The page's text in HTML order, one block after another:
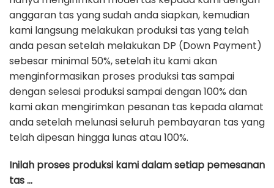
anggaran tas yang sudah anda siapkan, kemudian
kami langsung melakukan produksi tas yang telah
anda pesan setelah melakukan DP (Down Payment)
sebesar minimal 50%, setelah itu kami akan
menginformasikan proses produksi tas sampai
dengan selesai produksi sampai dengan 100% dan
kami akan mengirimkan pesanan tas kepada alamat
anda setelah melunasi seluruh pembayaran tas yang
telah dipesan hingga lunas atau 100%.
Inilah proses produksi kami dalam setiap pemesanan
tas …